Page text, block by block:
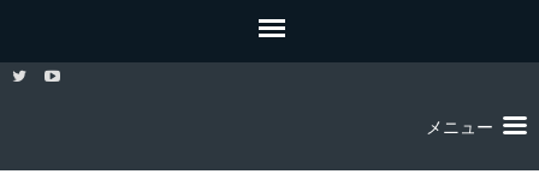
メニュー